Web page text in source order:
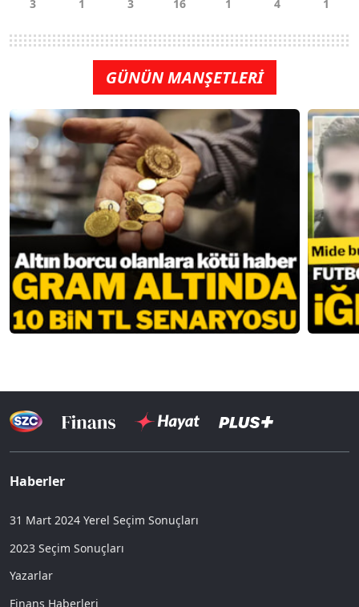
GÜNÜN MANŞETLERİ
Haberler
31 Mart 2024 Yerel Seçim Sonuçları
2023 Seçim Sonuçları
Yazarlar
Finans Haberleri